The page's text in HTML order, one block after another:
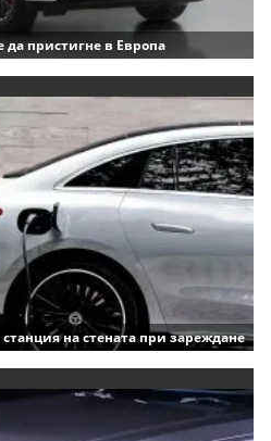
да пристигне в Европа
на стената при зареждане